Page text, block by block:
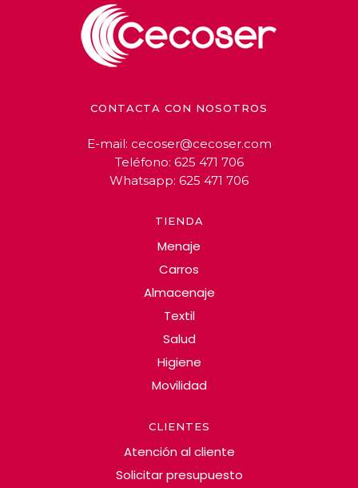
CONTACTA CON NOSOTROS
E-mail: cecoser@cecoser.com
Teléfono: 625 471 706
Whatsapp: 625 471 706
TIENDA
Menaje
Carros
Almacenaje
Textil
Salud
Higiene
Movilidad
CLIENTES
Atención al cliente
Solicitar presupuesto